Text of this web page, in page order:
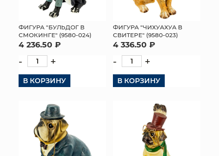
ОПТОВЫМ КЛИЕНТАМ
ДОСТАВКА И ОПЛАТА
КОНТАКТЫ
ФИГУРА "БУЛЬДОГ В
СМОКИНГЕ" (9580-024)
4 236.50 ₽
- +
В КОРЗИНУ
ФИГУРА "ЧИХУАХУА В
СВИТЕРЕ" (9580-023)
4 336.50 ₽
- +
В КОРЗИНУ